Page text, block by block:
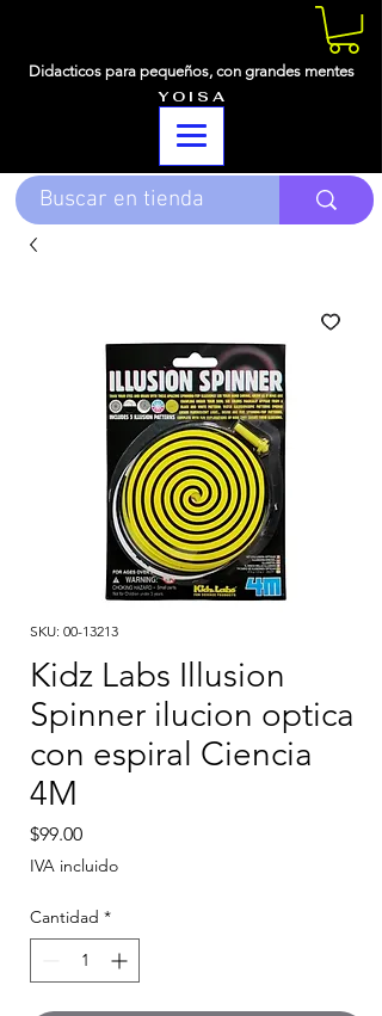
Didacticos para pequeños, con grandes mentes
Y O I S A
SKU: 00-13213
Kidz Labs Illusion
Spinner ilucion optica
con espiral Ciencia
4M
$99.00Precio
IVA incluido
Cantidad *